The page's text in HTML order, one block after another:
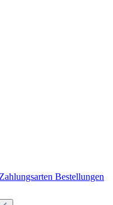
Zahlungsarten Bestellungen